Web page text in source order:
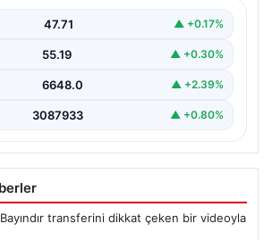
47.71 ▲ +0.17%
55.19 ▲ +0.30%
6648.0 ▲ +2.39%
3087933 ▲ +0.80%
transferini dikkat çeken bir videoyla